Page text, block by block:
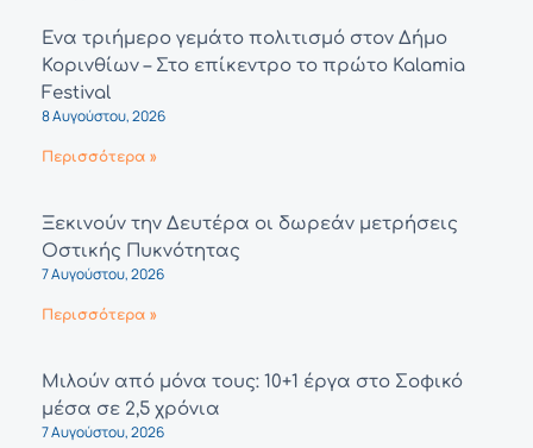
Ένα τριήμερο γεμάτο πολιτισμό στον Δήμο
Κορινθίων – Στο επίκεντρο το πρώτο Kalamia
Festival
8 Αυγούστου, 2026
Περισσότερα »
Ξεκινούν την Δευτέρα οι δωρεάν μετρήσεις
Οστικής Πυκνότητας
7 Αυγούστου, 2026
Περισσότερα »
Μιλούν από μόνα τους: 10+1 έργα στο Σοφικό
μέσα σε 2,5 χρόνια
7 Αυγούστου, 2026